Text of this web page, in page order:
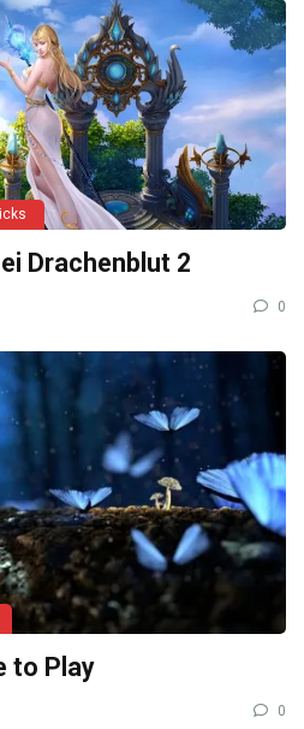
Drachenblut 2
0
to Play
0